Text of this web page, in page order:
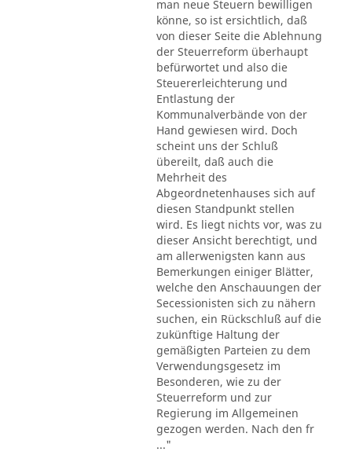
man neue Steuern bewilligen
könne, so ist ersichtlich, daß
von dieser Seite die Ablehnung
der Steuerreform überhaupt
befürwortet und also die
Steuererleichterung und
Entlastung der
Kommunalverbände von der
Hand gewiesen wird. Doch
scheint uns der Schluß
übereilt, daß auch die
Mehrheit des
Abgeordnetenhauses sich auf
diesen Standpunkt stellen
wird. Es liegt nichts vor, was zu
dieser Ansicht berechtigt, und
am allerwenigsten kann aus
Bemerkungen einiger Blätter,
welche den Anschauungen der
Secessionisten sich zu nähern
suchen, ein Rückschluß auf die
zukünftige Haltung der
gemäßigten Parteien zu dem
Verwendungsgesetz im
Besonderen, wie zu der
Steuerreform und zur
Regierung im Allgemeinen
gezogen werden. Nach den fr
..."